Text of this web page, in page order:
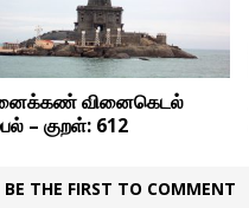
வினைகெடல்
– குறள்: 612
BE THE FIRST TO COMMENT